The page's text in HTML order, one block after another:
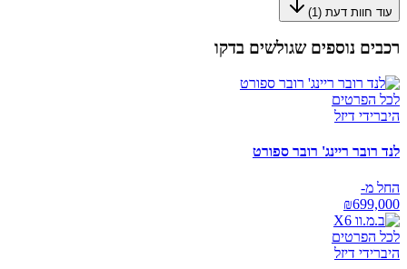
עוד חוות דעת (1
)
רכבים נוספים שגולשים בדקו
לכל הפרטים
היברידי דיזל
לנד רובר ריינג' רובר ספורט
החל מ-
₪699,000
לכל הפרטים
היברידי דיזל